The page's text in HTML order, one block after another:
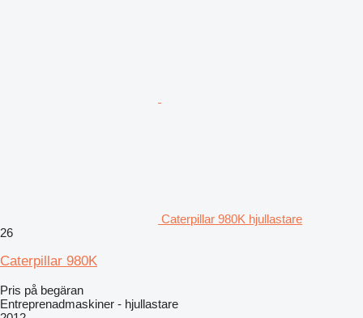
Caterpillar 980K hjullastare
26
Caterpillar 980K
Pris på begäran
Entreprenadmaskiner - hjullastare